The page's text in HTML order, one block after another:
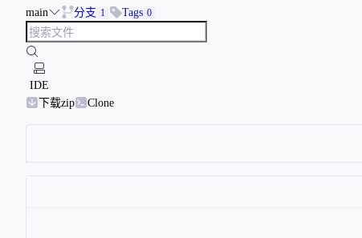
main 分支 1 Tags 0
IDE
下载zip
Clone